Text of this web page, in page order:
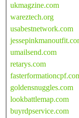
ukmagzine.com
wareztech.org
usabestnetwork.com
umailsend.com
retarys.com
goldensnuggles.com
lookbattlemap.com
buyrdpservice.com